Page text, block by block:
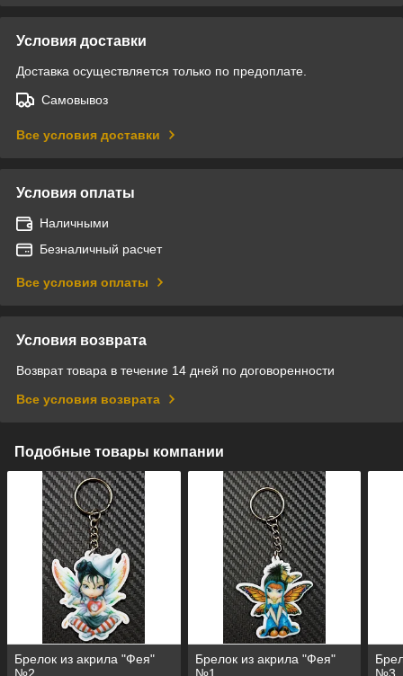
Условия доставки
Доставка осуществляется только по предоплате.
Самовывоз
Все условия доставки
Условия оплаты
Наличными
Безналичный расчет
Все условия оплаты
Условия возврата
Возврат товара в течение 14 дней по договоренности
Все условия возврата
Подобные товары компании
Брелок из акрила "Фея"
Брелок из акрила "Фея"